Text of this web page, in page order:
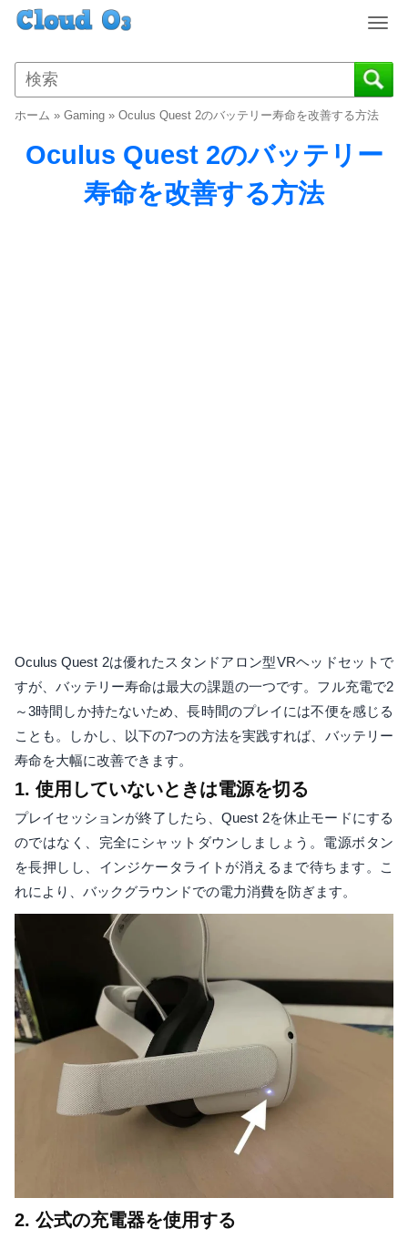
T
g
g
e
ホーム » Gaming » Oculus Quest 2のバッテリー寿命を改善する方法
Oculus Quest 2のバッテリー
寿命を改善する方法
Oculus Quest 2は優れたスタンドアロン型VRヘッドセットで
すが、バッテリー寿命は最大の課題の一つです。フル充電で2
～3時間しか持たないため、長時間のプレイには不便を感じる
ことも。しかし、以下の7つの方法を実践すれば、バッテリー
寿命を大幅に改善できます。
1. 使用していないときは電源を切る
プレイセッションが終了したら、Quest 2を休止モードにする
のではなく、完全にシャットダウンしましょう。電源ボタン
を長押しし、インジケータライトが消えるまで待ちます。こ
れにより、バックグラウンドでの電力消費を防ぎます。
2. 公式の充電器を使用する